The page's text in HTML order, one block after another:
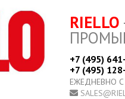
RIELLO
+7 (495)
+7 (495)
ЕЖЕДНЕВНО